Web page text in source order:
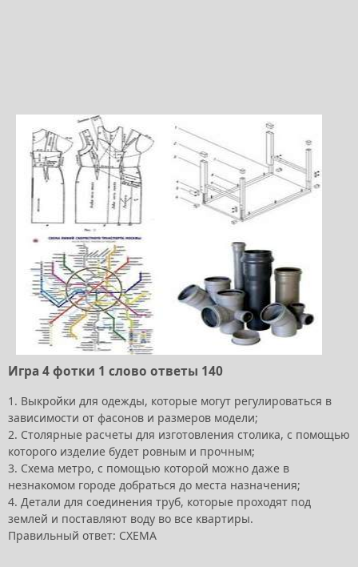
Игра 4 фотки 1 слово ответы 140
1. Выкройки для одежды, которые могут регулироваться в
зависимости от фасонов и размеров модели;
2. Столярные расчеты для изготовления столика, с помощью
которого изделие будет ровным и прочным;
3. Схема метро, с помощью которой можно даже в
незнакомом городе добраться до места назначения;
4. Детали для соединения труб, которые проходят под
землей и поставляют воду во все квартиры.
Правильный ответ: СХЕМА